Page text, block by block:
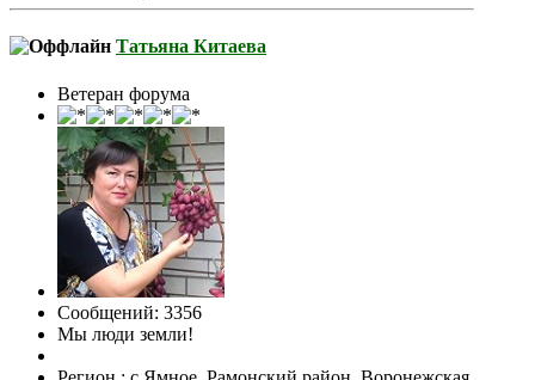
Татьяна Китаева
Ветеран форума
Сообщений: 3356
Мы люди земли!